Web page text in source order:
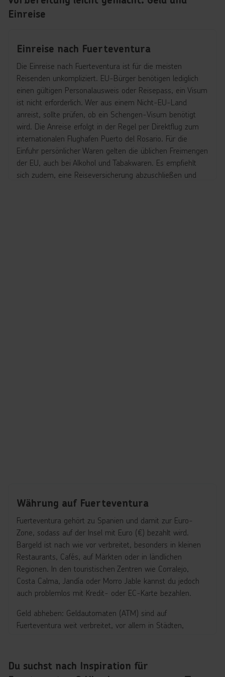
Einreise
Einreise nach Fuerteventura
Die Einreise nach Fuerteventura ist für die meisten
Reisenden unkompliziert. EU-Bürger benötigen lediglich
einen gültigen Personalausweis oder Reisepass, ein Visum
ist nicht erforderlich. Wer aus einem Nicht-EU-Land
anreist, sollte prüfen, ob ein Schengen-Visum benötigt
wird. Die Anreise erfolgt in der Regel per Direktflug zum
internationalen Flughafen Puerto del Rosario. Für die
Einfuhr persönlicher Waren gelten die üblichen Freimengen
der EU, auch bei Alkohol und Tabakwaren. Es empfiehlt
sich zudem, eine Reiseversicherung abzuschließen und
Währung auf Fuerteventura
Fuerteventura gehört zu Spanien und damit zur Euro-
Zone, sodass auf der Insel mit Euro (€) bezahlt wird.
Bargeld ist nach wie vor verbreitet, besonders in kleinen
Restaurants, Cafés, auf Märkten oder in ländlichen
Regionen. In den touristischen Zentren wie Corralejo,
Costa Calma, Jandía oder Morro Jable kannst du jedoch
auch problemlos mit Kredit- oder EC-Karte bezahlen.
Geld abheben: Geldautomaten (ATM) sind auf
Fuerteventura weit verbreitet, vor allem in Städten,
akzeptiert, während American Express weniger verbreitet
ist. Beim Abheben solltest du auf mögliche Gebühren
Du suchst nach Inspiration für